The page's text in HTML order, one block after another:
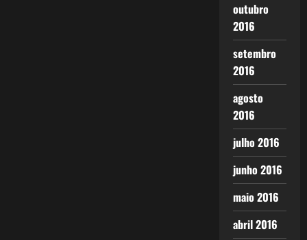
outubro
2016
setembro
2016
agosto
2016
julho 2016
junho 2016
maio 2016
abril 2016